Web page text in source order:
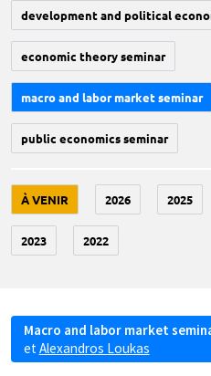
development and political
economic theory seminar
macro and labor market seminar
public economics seminar
À VENIR 2026 2025
2023 2022
Macro and labor market
et Alexandros Loukas